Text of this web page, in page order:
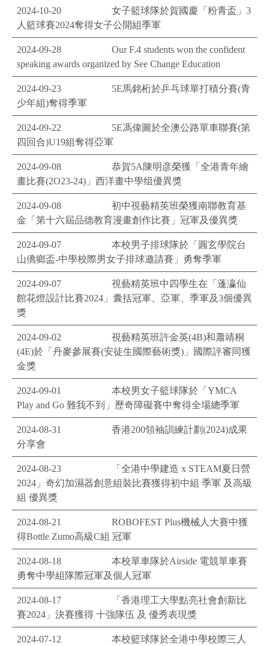
2024-10-20
女子籃球隊於賀國慶「粉青盃」3
人籃球賽2024奪得女子公開組季軍
2024-09-28
Our F.4 students won the confident
speaking awards organized by See Change Education
2024-09-23
5E馬銘桁於乒乓球單打積分賽(青
少年組)奪得季軍
2024-09-22
5E馮偉圖於全澳公路單車聯賽(第
四回合)U19組奪得亞軍
2024-09-08
恭賀5A陳明彦榮獲「全港青年繪
畫比賽(2O23-24)」西洋畫中學组優異獎
2024-09-08
初中視藝精英班榮獲南聯教育基
金「第十六屆品德教育漫畫創作比賽」冠軍及優異獎
2024-09-07
本校男子排球隊於「圓玄學院台
山僑鄉盃-中學校際男女子排球邀請賽」勇奪季軍
2024-09-07
視藝精英班中四學生在「蓬瀛仙
館花燈設計比賽2024」囊括冠軍、亞軍、季軍及3個優異
獎
2024-09-02
視藝精英班許金英(4B)和蕭靖桐
(4E)於「丹麥參展賽(安徒生國際藝術獎)」國際評審同獲
金獎
2024-09-01
本校男女子籃球隊於「YMCA
Play and Go 難我不到」歷奇障礙賽中奪得全場總季軍
2024-08-31
香港200領袖訓練計劃(2024)成果
分享會
2024-08-23
「全港中學建造 x STEAM夏日營
2024」奇幻加濕器創意組裝比賽獲得初中組 季軍 及高級
組 優異獎
2024-08-21
ROBOFEST Plus機械人大賽中獲
得Bottle Zumo高級C組 冠軍
2024-08-18
本校單車隊於Airside 電競單車賽
勇奪中學組隊際冠軍及個人冠軍
2024-08-17
「香港理工大學點亮社會創新比
賽2024」決賽獲得 十強隊伍 及 優秀表現獎
2024-07-12
本校籃球隊於全港中學校際三人